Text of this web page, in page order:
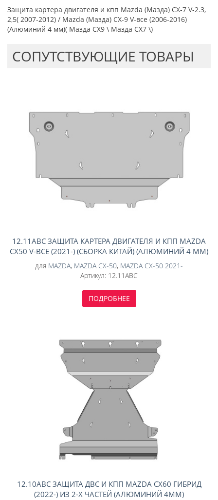
Защита картера двигателя и кпп Mazda (Мазда) CX-7 V-2.3,
2,5( 2007-2012) / Mazda (Мазда) CX-9 V-все (2006-2016)
(Алюминий 4 мм)( Мазда СХ9 \ Мазда СХ7 \)
CОПУТСТВУЮЩИЕ ТОВАРЫ
12.11ABC ЗАЩИТА КАРТЕРА ДВИГАТЕЛЯ И КПП MAZDA
CX50 V-ВСЕ (2021-) (СБОРКА КИТАЙ) (АЛЮМИНИЙ 4 ММ)
для MAZDA, MAZDA CX-50, MAZDA CX-50 2021-
Артикул: 12.11ABC
ПОДРОБНЕЕ
12.10ABC ЗАЩИТА ДВС И КПП MAZDA CX60 ГИБРИД
(2022-) ИЗ 2-Х ЧАСТЕЙ (АЛЮМИНИЙ 4ММ)